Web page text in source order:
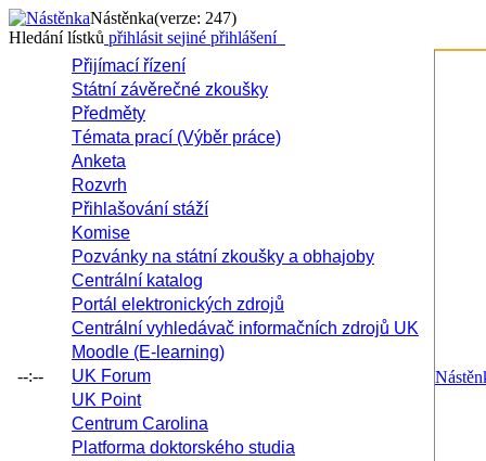
Nástěnka(verze: 247)
Hledání lístků přihlásit sejiné přihlášení
--:--
Přijímací řízení
Státní závěrečné zkoušky
Předměty
Témata prací (Výběr práce)
Anketa
Rozvrh
Přihlašování stáží
Komise
Pozvánky na státní zkoušky a obhajoby
Centrální katalog
Portál elektronických zdrojů
Centrální vyhledávač informačních zdrojů UK
Moodle (E-learning)
UK Forum
UK Point
Centrum Carolina
Platforma doktorského studia